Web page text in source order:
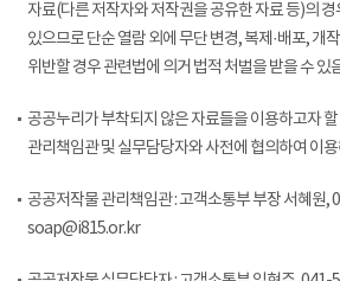
자료(다른 저작자와 저작권을 공유한 자료 등)의
있으므로 단순 열람 외에 무단 변경, 복제·배포, 개
위반할 경우 관련법에 의거 법적 처벌을 받을 수 있
공공누리가 부착되지 않은 자료들을 이용하고자
관리책임관 및 실무담당자와 사전에 협의하여 이
공공저작물 관리책임관 : 고객소통부 부장 서혜원,
soap@i815.or.kr